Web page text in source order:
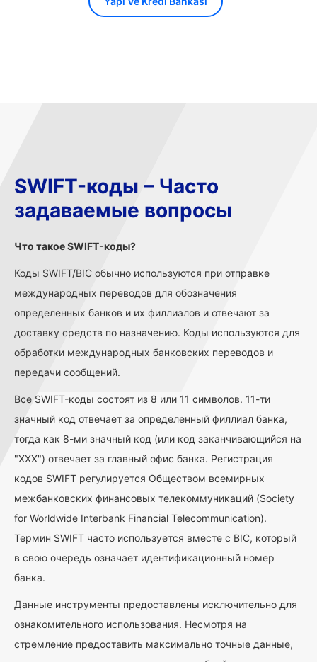
SWIFT-коды – Часто
задаваемые вопросы
Что такое SWIFT-коды?
Коды SWIFT/BIC обычно используются при отправке
международных переводов для обозначения
определенных банков и их филлиалов и отвечают за
доставку средств по назначению. Коды используются для
обработки международных банковских переводов и
передачи сообщений.
Все SWIFT-коды состоят из 8 или 11 символов. 11-ти
значный код отвечает за определенный филлиал банка,
тогда как 8-ми значный код (или код заканчивающийся на
"ХХХ") отвечает за главный офис банка. Регистрация
кодов SWIFT регулируется Обществом всемирных
межбанковских финансовых телекоммуникаций (Society
for Worldwide Interbank Financial Telecommunication).
Термин SWIFT часто используется вместе с BIC, который
в свою очередь означает идентификационный номер
банка.
Данные инструменты предоставлены исключительно для
ознакомительного использования. Несмотря на
стремление предоставить максимально точные данные,